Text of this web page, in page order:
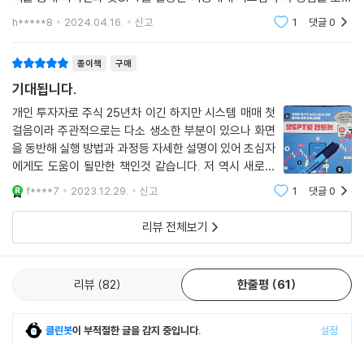
합니다. 자동매매 시스템은 주식이나 암호화폐 거래를 자동으로 수행하는
h*****8 2024.04.16. 신고 1 댓글0
종이책 구매
기대됩니다.
개인 투자자로 주식 25년차 이긴 하지만 시스템 매매 첫
걸음이라 주관적으로는 다소 생소한 부분이 있으나 화면
을 동반해 실행 방법과 과정등 자세한 설명이 있어 초심자
에게도 도움이 될만한 책인것 같습니다. 저 역시 새로운
미지에 영역을 열어가는 것 같아 기대가 됩니다.안녕! 쳇
GPT 자동매매 시스템을 만들어줘!코딩을 몰라도 누구나
할수 있는 파이썬 금융 프로그래밍
f****7 2023.12.29. 신고 1 댓글0
리뷰 전체보기
리뷰 82 한줄평 61
클린봇이 부적절한 글을 감지 중입니다. 설정